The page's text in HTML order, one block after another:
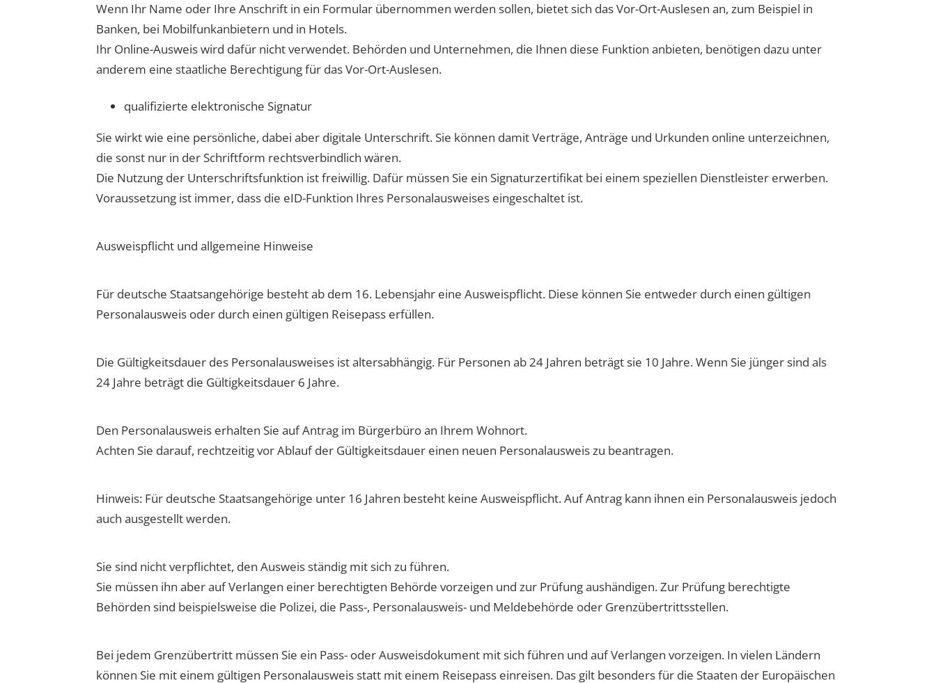
Wenn Ihr Name oder Ihre Anschrift in ein Formular übernommen werden sollen, bietet sich das Vor-Ort-Auslesen an, zum Beispiel in
Banken, bei Mobilfunkanbietern und in Hotels.
Ihr Online-Ausweis wird dafür nicht verwendet. Behörden und Unternehmen, die Ihnen diese Funktion anbieten, benötigen dazu unter
anderem eine staatliche Berechtigung für das Vor-Ort-Auslesen.
qualifizierte elektronische Signatur
Sie wirkt wie eine persönliche, dabei aber digitale Unterschrift. Sie können damit Verträge, Anträge und Urkunden online unterzeichnen,
die sonst nur in der Schriftform rechtsverbindlich wären.
Die Nutzung der Unterschriftsfunktion ist freiwillig. Dafür müssen Sie ein Signaturzertifikat bei einem speziellen Dienstleister erwerben.
Voraussetzung ist immer, dass die eID-Funktion Ihres Personalausweises eingeschaltet ist.
Ausweispflicht und allgemeine Hinweise
Für deutsche Staatsangehörige besteht ab dem 16. Lebensjahr eine Ausweispflicht. Diese können Sie entweder durch einen gültigen
Personalausweis oder durch einen gültigen Reisepass erfüllen.
Die Gültigkeitsdauer des Personalausweises ist altersabhängig. Für Personen ab 24 Jahren beträgt sie 10 Jahre. Wenn Sie jünger sind als
24 Jahre beträgt die Gültigkeitsdauer 6 Jahre.
Den Personalausweis erhalten Sie auf Antrag im Bürgerbüro an Ihrem Wohnort.
Achten Sie darauf, rechtzeitig vor Ablauf der Gültigkeitsdauer einen neuen Personalausweis zu beantragen.
Hinweis: Für deutsche Staatsangehörige unter 16 Jahren besteht keine Ausweispflicht. Auf Antrag kann ihnen ein Personalausweis jedoch
auch ausgestellt werden.
Sie sind nicht verpflichtet, den Ausweis ständig mit sich zu führen.
Sie müssen ihn aber auf Verlangen einer berechtigten Behörde vorzeigen und zur Prüfung aushändigen. Zur Prüfung berechtigte
Behörden sind beispielsweise die Polizei, die Pass-, Personalausweis- und Meldebehörde oder Grenzübertrittsstellen.
Bei jedem Grenzübertritt müssen Sie ein Pass- oder Ausweisdokument mit sich führen und auf Verlangen vorzeigen. In vielen Ländern
können Sie mit einem gültigen Personalausweis statt mit einem Reisepass einreisen. Das gilt besonders für die Staaten der Europäischen